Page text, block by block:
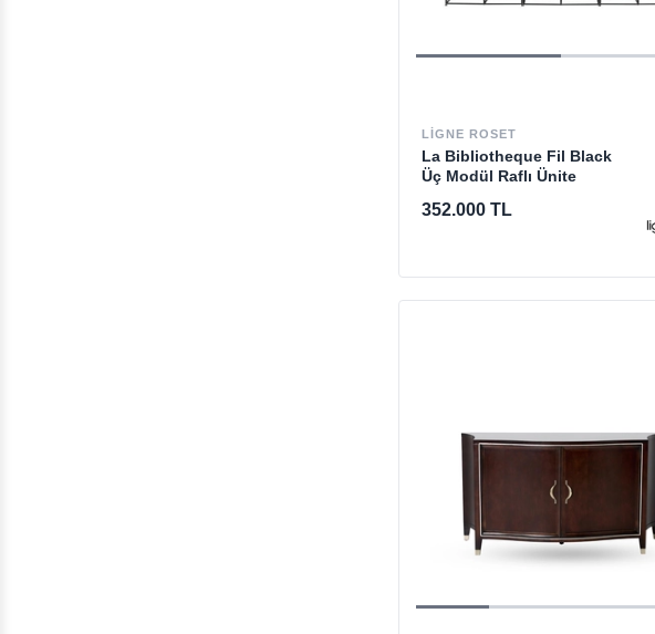
LIGNE ROSET
La Bibliotheque Fil Black
Üç Modül Raflı Ünite
352.000 TL